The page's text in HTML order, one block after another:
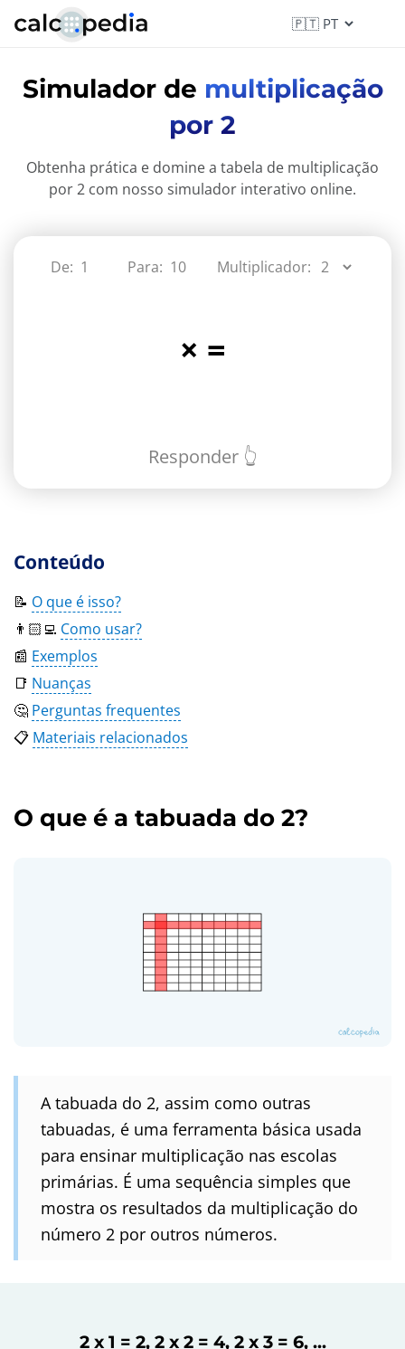
Simulador de multiplicação
por 2
Obtenha prática e domine a tabela de multiplicação
por 2 com nosso simulador interativo online.
De: Para: Multiplicador:
× =
Responder 👆
Conteúdo
📝 O que é isso?
👨🏻‍💻 Como usar?
📰 Exemplos
📑 Nuanças
🤔 Perguntas frequentes
📋 Materiais relacionados
O que é a tabuada do 2?
A tabuada do 2, assim como outras
tabuadas, é uma ferramenta básica usada
para ensinar multiplicação nas escolas
primárias. É uma sequência simples que
mostra os resultados da multiplicação do
número 2 por outros números.
2 x 1 = 2, 2 x 2 = 4, 2 x 3 = 6, ...